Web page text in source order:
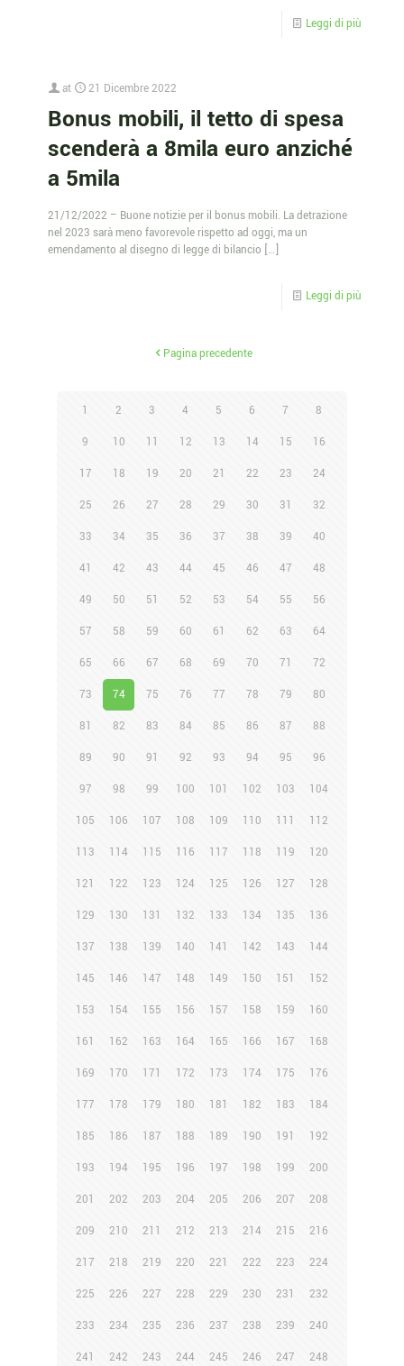
Leggi di più
at 21 Dicembre 2022
Bonus mobili, il tetto di spesa
scenderà a 8mila euro anziché
a 5mila
21/12/2022 – Buone notizie per il bonus mobili. La detrazione
nel 2023 sarà meno favorevole rispetto ad oggi, ma un
emendamento al disegno di legge di bilancio […]
Leggi di più
Pagina precedente
1 2 3 4 5 6 7 8
9 10 11 12 13 14 15 16
17 18 19 20 21 22 23 24
25 26 27 28 29 30 31 32
33 34 35 36 37 38 39 40
41 42 43 44 45 46 47 48
49 50 51 52 53 54 55 56
57 58 59 60 61 62 63 64
65 66 67 68 69 70 71 72
73 74 75 76 77 78 79 80
81 82 83 84 85 86 87 88
89 90 91 92 93 94 95 96
97 98 99 100 101 102 103 104
105 106 107 108 109 110 111 112
113 114 115 116 117 118 119 120
121 122 123 124 125 126 127 128
129 130 131 132 133 134 135 136
137 138 139 140 141 142 143 144
145 146 147 148 149 150 151 152
153 154 155 156 157 158 159 160
161 162 163 164 165 166 167 168
169 170 171 172 173 174 175 176
177 178 179 180 181 182 183 184
185 186 187 188 189 190 191 192
193 194 195 196 197 198 199 200
201 202 203 204 205 206 207 208
209 210 211 212 213 214 215 216
217 218 219 220 221 222 223 224
225 226 227 228 229 230 231 232
233 234 235 236 237 238 239 240
241 242 243 244 245 246 247 248